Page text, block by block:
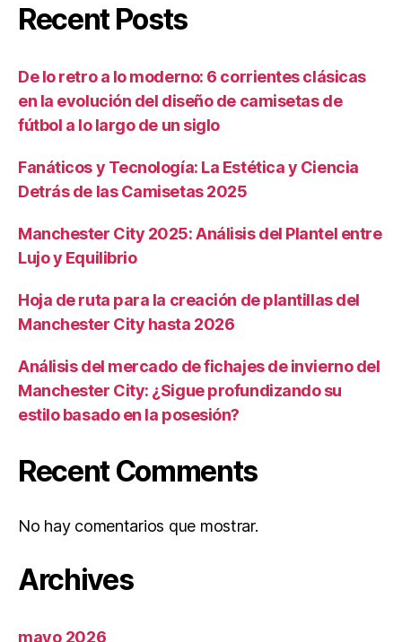
Recent Posts
De lo retro a lo moderno: 6 corrientes clásicas
en la evolución del diseño de camisetas de
fútbol a lo largo de un siglo
Fanáticos y Tecnología: La Estética y Ciencia
Detrás de las Camisetas 2025
Manchester City 2025: Análisis del Plantel entre
Lujo y Equilibrio
Hoja de ruta para la creación de plantillas del
Manchester City hasta 2026
Análisis del mercado de fichajes de invierno del
Manchester City: ¿Sigue profundizando su
estilo basado en la posesión?
Recent Comments
No hay comentarios que mostrar.
Archives
mayo 2026